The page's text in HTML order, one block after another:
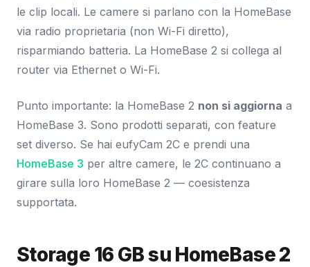
le clip locali. Le camere si parlano con la HomeBase
via radio proprietaria (non Wi-Fi diretto),
risparmiando batteria. La HomeBase 2 si collega al
router via Ethernet o Wi-Fi.
Punto importante: la HomeBase 2 non si aggiorna a
HomeBase 3. Sono prodotti separati, con feature
set diverso. Se hai eufyCam 2C e prendi una
HomeBase 3 per altre camere, le 2C continuano a
girare sulla loro HomeBase 2 — coesistenza
supportata.
Storage 16 GB su HomeBase 2